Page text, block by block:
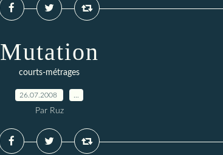
Mutation
courts-métrages
26.07.2008
Par Ruz